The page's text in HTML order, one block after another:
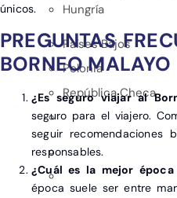
Hungría
Países Bajos
Polonia
República Checa
únicos.
PREGUNTAS
BORNEO MALAYO
¿Es seguro viajar al
seguro para el viajero.
seguir recomendaciones
responsables.
¿Cuál es la mejor
época suele ser entre